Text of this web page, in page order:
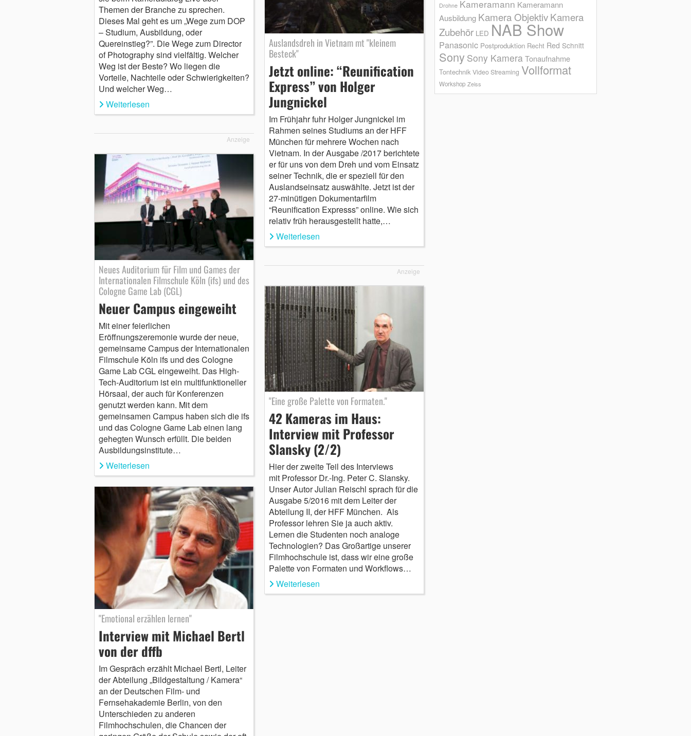
Themen der Branche zu sprechen.
Dieses Mal geht es um „Wege zum DOP
– Studium, Ausbildung, oder
Quereinstieg?”. Die Wege zum Director
of Photography sind vielfältig. Welcher
Weg ist der Beste? Wo liegen die
Vorteile, Nachteile oder Schwierigkeiten?
Und welcher Weg…
Weiterlesen
Anzeige
Neues Auditorium für Film und Games der
Internationalen Filmschule Köln (ifs) und des
Cologne Game Lab (CGL)
Neuer Campus eingeweiht
Mit einer feierlichen
Eröffnungszeremonie wurde der neue,
gemeinsame Campus der Internationalen
Filmschule Köln ifs und des Cologne
Game Lab CGL eingeweiht. Das High-
Tech-Auditorium ist ein multifunktioneller
Hörsaal, der auch für Konferenzen
genutzt werden kann. Mit dem
gemeinsamen Campus haben sich die ifs
und das Cologne Game Lab einen lang
gehegten Wunsch erfüllt. Die beiden
Ausbildungsinstitute…
Weiterlesen
Auslandsdreh in Vietnam mt "kleinem
Besteck"
Jetzt online: “Reunification
Express” von Holger
Jungnickel
Im Frühjahr fuhr Holger Jungnickel im
Rahmen seines Studiums an der HFF
München für mehrere Wochen nach
Vietnam. In der Ausgabe /2017 berichtete
er für uns von dem Dreh und vom Einsatz
seiner Technik, die er speziell für den
Auslandseinsatz auswählte. Jetzt ist der
27-minütigen Dokumentarfilm
“Reunification Expresss” online. Wie sich
relativ früh herausgestellt hatte,…
Weiterlesen
"Emotional erzählen lernen"
Interview mit Michael Bertl
von der dffb
Im Gespräch erzählt Michael Bertl, Leiter
der Abteilung „Bildgestaltung / Kamera“
an der Deutschen Film- und
Fernsehakademie Berlin, von den
Unterschieden zu anderen
Filmhochschulen, die Chancen der
Anzeige
"Eine große Palette von Formaten."
42 Kameras im Haus:
Interview mit Professor
Slansky (2/2)
Hier der zweite Teil des Interviews
mit Professor Dr.-Ing. Peter C. Slansky.
Unser Autor Julian Reischl sprach für die
Ausgabe 5/2016 mit dem Leiter der
Abteilung II, der HFF München. Als
Professor lehren Sie ja auch aktiv.
Lernen die Studenten noch analoge
Technologien? Das Großartige unserer
Filmhochschule ist, dass wir eine große
Palette von Formaten und Workflows…
Weiterlesen
Drohne Kameramann Kameramann
Ausbildung Kamera ObjektivKamera
Zubehör LED NAB Show
Panasonic Postproduktion Recht Red Schnitt
Sony Sony KameraTonaufnahme
Tontechnik Video Streaming Vollformat
Workshop Zeiss